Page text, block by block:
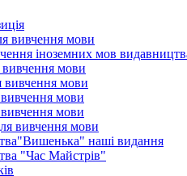
вивчення мови
іноземних мов
вивчення мови
вивчення мови
мови
мови
вивчення мови
наші видання
"Час Майстрів"